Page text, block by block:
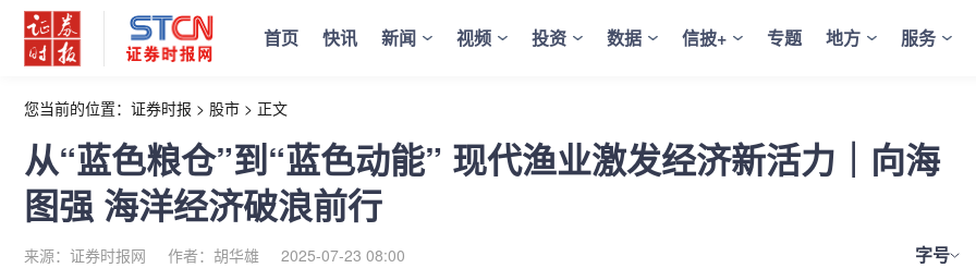
首页 快讯 新闻 视频 投资 数据 信披+ 专题 地方 服务
您当前的位置： 证券时报 > 股市 > 正文
从“蓝色粮仓”到“蓝色动能” 现代渔业激发经济新活力｜向海
图强 海洋经济破浪前行
来源：证券时报网 作者：胡华雄 2025-07-23 08:00 字号